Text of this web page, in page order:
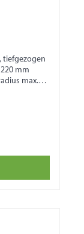
tiefgezogen
mm
max.